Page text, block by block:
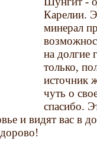
Карелии.
минерал
на долгие
только,
источник
чуть о
спасибо.
и видят вас в